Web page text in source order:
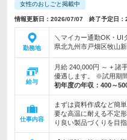
女性のおしごと掲載中
情報更新日：2026/07/07 終了予定日
勤務地
＼マイカー通勤OK・UI
県北九州市戸畑区牧山
給与
月給 240,000円 ～ + 諸
優遇します。 ※試用期
初年度の年収： 400～
仕事内容
まずは資料作成など簡
要な高温に耐える不定
り良い製品づくりを目